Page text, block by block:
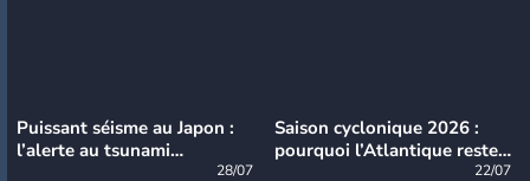
Puissant séisme au Japon :
l’alerte au tsunami
28/07
Saison cyclonique 2026 :
pourquoi l’Atlantique reste
22/07